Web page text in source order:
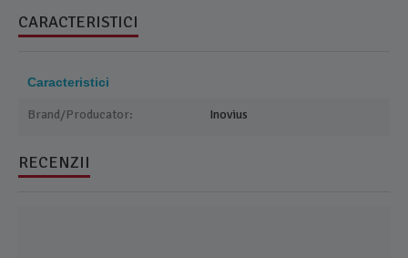
CARACTERISTICI
Caracteristici
Brand/Producator: Inovius
RECENZII